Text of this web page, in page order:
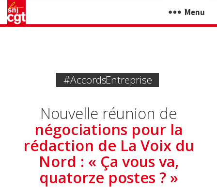
Menu
#accords Entreprise
Nouvelle réunion de
négociations pour la
rédaction de La Voix du
Nord : « Ça vous va,
quatorze postes ? »